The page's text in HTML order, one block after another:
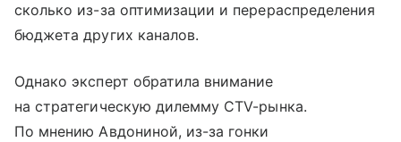
сколько из-за оптимизации и перераспределения
бюджета других каналов.
Однако эксперт обратила внимание
на стратегическую дилемму CTV-рынка.
По мнению Авдониной, из-за гонки